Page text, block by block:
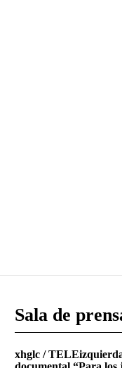
Sala de
xhglc /